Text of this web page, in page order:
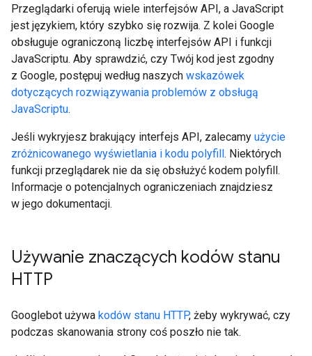
Przeglądarki oferują wiele interfejsów API, a JavaScript
jest językiem, który szybko się rozwija. Z kolei Google
obsługuje ograniczoną liczbę interfejsów API i funkcji
JavaScriptu. Aby sprawdzić, czy Twój kod jest zgodny
z Google, postępuj według naszych wskazówek
dotyczących rozwiązywania problemów z obsługą
JavaScriptu.
Jeśli wykryjesz brakujący interfejs API, zalecamy użycie
zróżnicowanego wyświetlania i kodu polyfill. Niektórych
funkcji przeglądarek nie da się obsłużyć kodem polyfill.
Informacje o potencjalnych ograniczeniach znajdziesz
w jego dokumentacji.
Używanie znaczących kodów stanu
HTTP
Googlebot używa kodów stanu HTTP, żeby wykrywać, czy
podczas skanowania strony coś poszło nie tak.